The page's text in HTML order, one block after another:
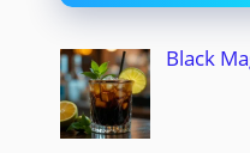
Black